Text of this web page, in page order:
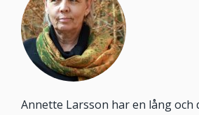
Annette Larsson har en lång och